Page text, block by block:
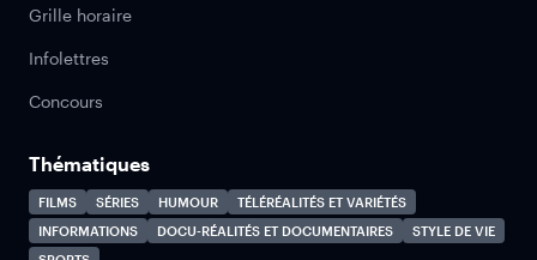
Grille horaire
Infolettres
Concours
Thématiques
FILMS SÉRIES HUMOUR
TÉLÉRÉALITÉS ET VARIÉTÉS
INFORMATIONS
DOCU-RÉALITÉS ET DOCUMENTAIRES
STYLE DE VIE